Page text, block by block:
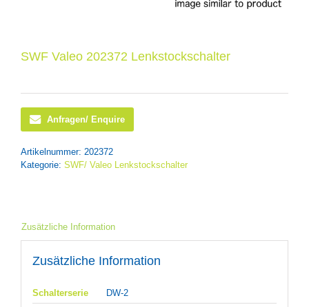
SWF Valeo 202372 Lenkstockschalter
Anfragen/ Enquire
Artikelnummer: 202372
Kategorie: SWF/ Valeo Lenkstockschalter
Zusätzliche Information
Zusätzliche Information
Schalterserie
DW-2